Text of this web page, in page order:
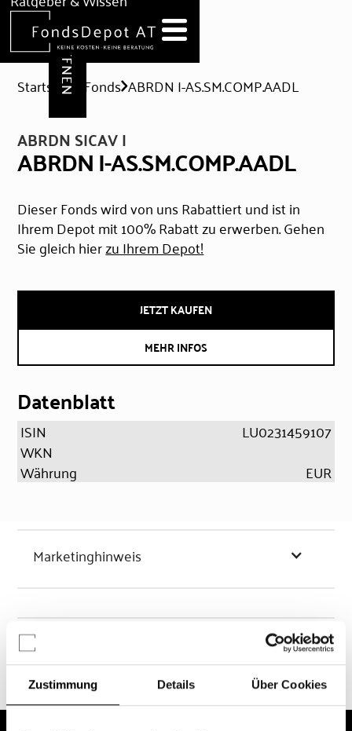
Zustimmung Details Über Cookies
Hilfe & Formulare
DEPOT ERÖFFNEN
Startseite Fonds ABRDN I-AS.SM.COMP.AADL
ABRDN SICAV I
ABRDN I-AS.SM.COMP.AADL
Dieser Fonds wird von uns Rabattiert und ist in
Ihrem Depot mit 100% Rabatt zu erwerben. Gehen
Sie gleich hierzu Ihrem Depot!
JETZT KAUFEN
MEHR INFOS
Datenblatt
ISIN
LU0231459107
WKN
Währung
EUR
Marketinghinweis
Chancen & Risiken